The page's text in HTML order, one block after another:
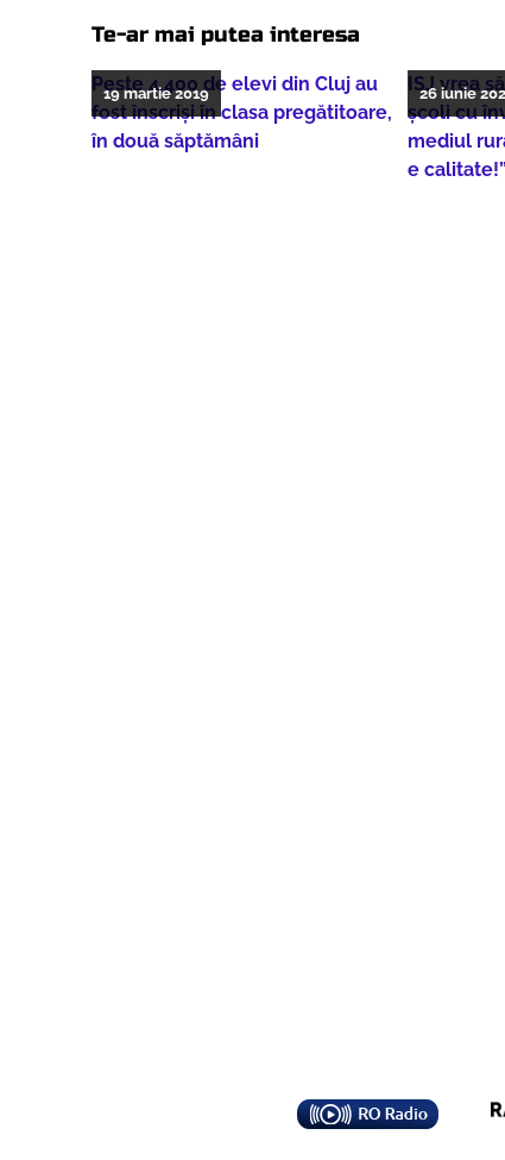
Te-ar mai putea interesa
Peste 4.400 de elevi din Cluj au
fost înscriși în clasa pregătitoare,
în două săptămâni
19 martie 2019
ISJ vrea
școli cu
mediul
e calitate!”
26 iunie